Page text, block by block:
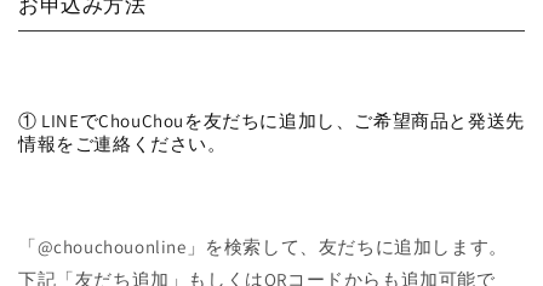
① LINEでChouChouを友だちに追加し、ご希望商品と発送先
情報をご連絡ください。
「@chouchouonline」を検索して、友だちに追加します。
下記「友だち追加」もしくはQRコードからも追加可能で